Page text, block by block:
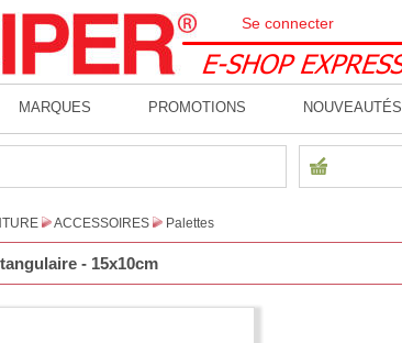
Se connecter
MARQUES PROMOTIONS NOUVEAUTÉS
ACCESSOIRES Palettes
- 15x10cm